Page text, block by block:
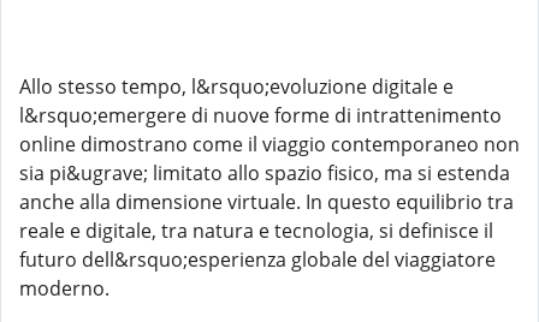
Allo stesso tempo, l&rsquo;evoluzione digitale e
l&rsquo;emergere di nuove forme di intrattenimento
online dimostrano come il viaggio contemporaneo non
sia pi&ugrave; limitato allo spazio fisico, ma si estenda
anche alla dimensione virtuale. In questo equilibrio tra
reale e digitale, tra natura e tecnologia, si definisce il
futuro dell&rsquo;esperienza globale del viaggiatore
moderno.